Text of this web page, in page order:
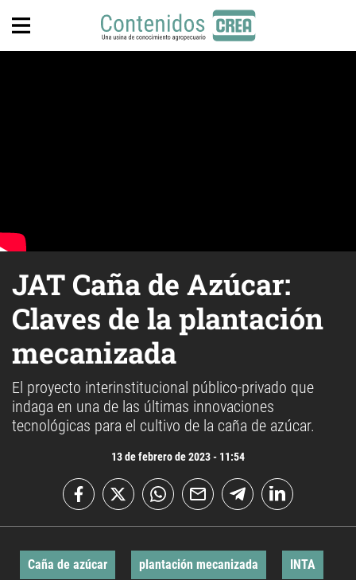
JAT Caña de Azúcar:
Claves de la plantación
mecanizada
El proyecto interinstitucional público-privado que
indaga en una de las últimas innovaciones
tecnológicas para el cultivo de la caña de azúcar.
13 de febrero de 2023 - 11:54
Caña de azúcar plantación mecanizada INTA